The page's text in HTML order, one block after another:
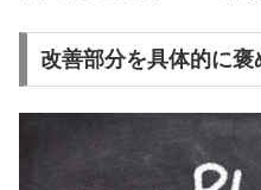
改善部分を具体的に褒